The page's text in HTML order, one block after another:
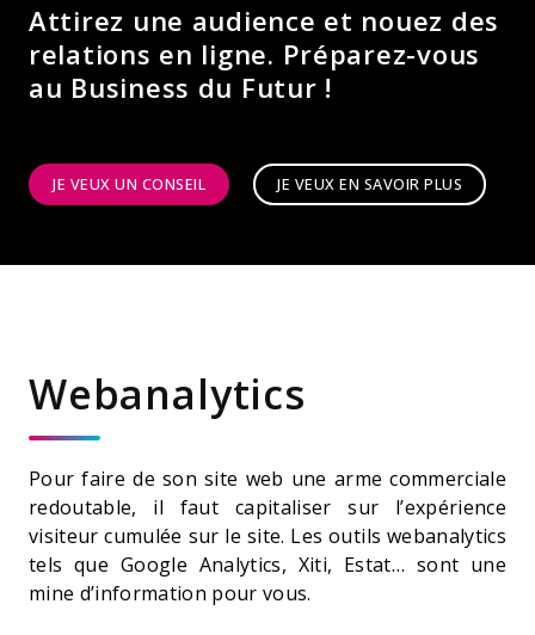
Attirez une audience et nouez des
relations en ligne. Préparez-vous
au Business du Futur !
JE VEUX UN CONSEIL JE VEUX EN SAVOIR PLUS
Webanalytics
Pour faire de son site web une arme commerciale
redoutable, il faut capitaliser sur l’expérience
visiteur cumulée sur le site. Les outils webanalytics
tels que Google Analytics, Xiti, Estat… sont une
mine d’information pour vous.